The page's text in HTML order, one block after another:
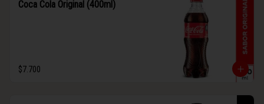
Coca Cola Original (400ml)
$7.700